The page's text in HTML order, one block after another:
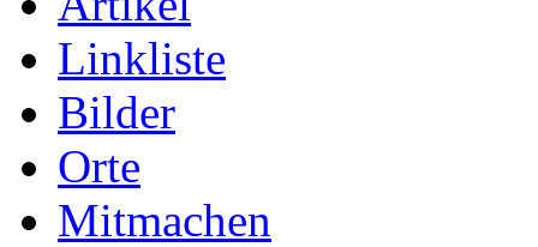
Linkliste
Bilder
Orte
Mitmachen